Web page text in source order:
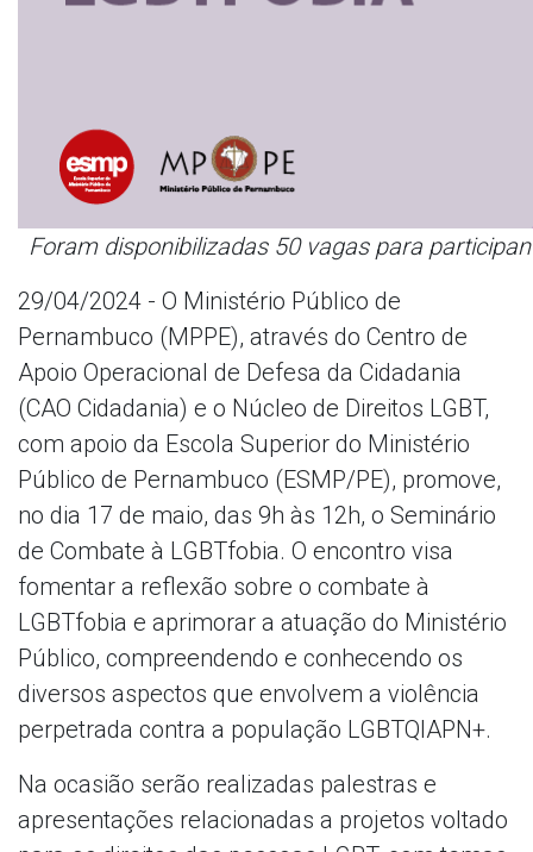
Foram disponibilizadas 50 vagas para
29/04/2024 - O Ministério Público de
Pernambuco (MPPE), através do Centro de
Apoio Operacional de Defesa da Cidadania
(CAO Cidadania) e o Núcleo de Direitos LGBT,
com apoio da Escola Superior do Ministério
Público de Pernambuco (ESMP/PE), promove,
no dia 17 de maio, das 9h às 12h, o Seminário
de Combate à LGBTfobia. O encontro visa
fomentar a reflexão sobre o combate à
LGBTfobia e aprimorar a atuação do Ministério
Público, compreendendo e conhecendo os
diversos aspectos que envolvem a violência
perpetrada contra a população LGBTQIAPN+.
Na ocasião serão realizadas palestras e
apresentações relacionadas a projetos voltado